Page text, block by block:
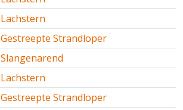
Lachstern
Gestreepte Strandloper
Slangenarend
Lachstern
Gestreepte Strandloper